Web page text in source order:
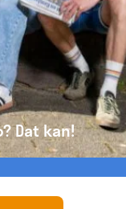
Dat kan!